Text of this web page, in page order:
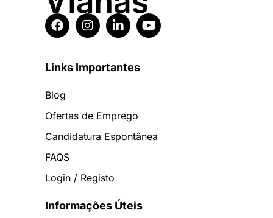
Links Importantes
Blog
Ofertas de Emprego
Candidatura Espontânea
FAQS
Login / Registo
Informações Úteis